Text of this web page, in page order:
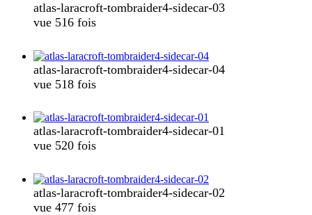
atlas-laracroft-tombraider4-sidecar-03
vue 516 fois
atlas-laracroft-tombraider4-sidecar-04
vue 518 fois
atlas-laracroft-tombraider4-sidecar-01
vue 520 fois
atlas-laracroft-tombraider4-sidecar-02
vue 477 fois